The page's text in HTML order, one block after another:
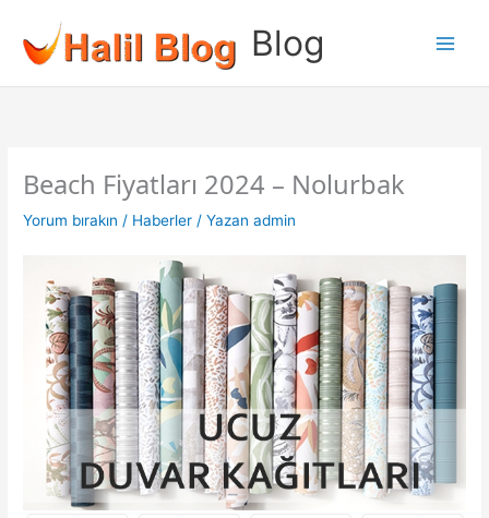
Blog
Beach Fiyatları 2024 – Nolurbak
Yorum bırakın / Haberler / Yazan admin